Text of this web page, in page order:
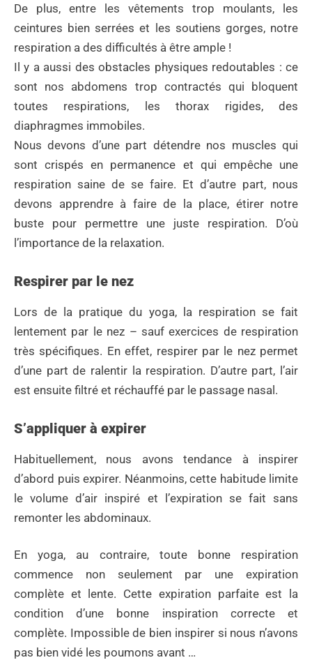
De plus, entre les vêtements trop moulants, les
ceintures bien serrées et les soutiens gorges, notre
respiration a des difficultés à être ample !
Il y a aussi des obstacles physiques redoutables : ce
sont nos abdomens trop contractés qui bloquent
toutes respirations, les thorax rigides, des
diaphragmes immobiles.
Nous devons d’une part détendre nos muscles qui
sont crispés en permanence et qui empêche une
respiration saine de se faire. Et d’autre part, nous
devons apprendre à faire de la place, étirer notre
buste pour permettre une juste respiration. D’où
l’importance de la relaxation.
Respirer par le nez
Lors de la pratique du yoga, la respiration se fait
lentement par le nez – sauf exercices de respiration
très spécifiques. En effet, respirer par le nez permet
d’une part de ralentir la respiration. D’autre part, l’air
est ensuite filtré et réchauffé par le passage nasal.
S’appliquer à expirer
Habituellement, nous avons tendance à inspirer
d’abord puis expirer. Néanmoins, cette habitude limite
le volume d’air inspiré et l’expiration se fait sans
remonter les abdominaux.
En yoga, au contraire, toute bonne respiration
commence non seulement par une expiration
complète et lente. Cette expiration parfaite est la
condition d’une bonne inspiration correcte et
complète. Impossible de bien inspirer si nous n’avons
pas bien vidé les poumons avant …